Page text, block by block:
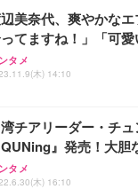
美奈代、爽やかな
てますね！」「可
タメ
木) 14:10
チアリーダー・チ
QUNing』発売！大
タメ
木) 16:10